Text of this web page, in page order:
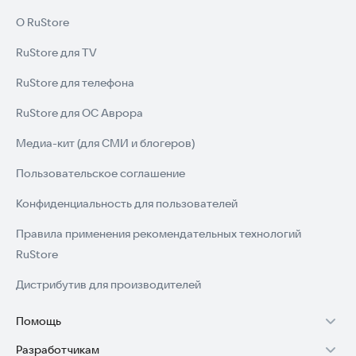
О RuStore
RuStore для TV
RuStore для телефона
RuStore для ОС Аврора
Медиа-кит (для СМИ и блогеров)
Пользовательское соглашение
Конфиденциальность для пользователей
Правила применения рекомендательных технологий
RuStore
Дистрибутив для производителей
Помощь
Установка RuStore на TV
Разработчикам